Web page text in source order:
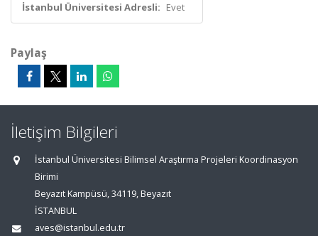
İstanbul Üniversitesi Adresli: Evet
Paylaş
İletişim Bilgileri
İstanbul Üniversitesi Bilimsel Araştırma Projeleri Koordinasyon
Birimi
Beyazıt Kampüsü, 34119, Beyazıt
İSTANBUL
aves@istanbul.edu.tr